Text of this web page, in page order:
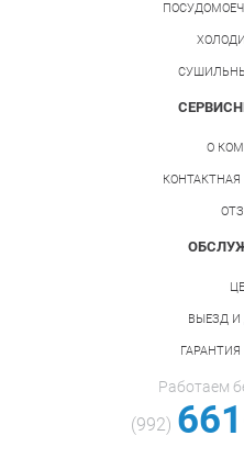
О
ВЫЕЗД И
Работаем
(992)